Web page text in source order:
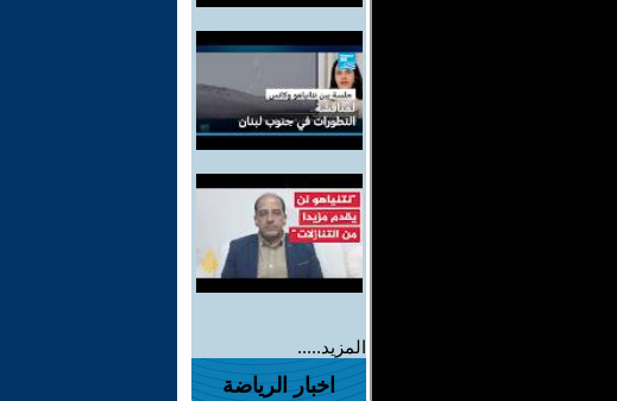
المزيد.....
اخبار الرياضة